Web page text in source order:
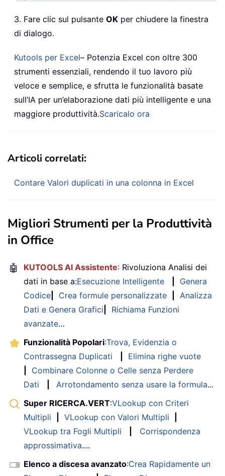
3. Fare clic sul pulsante OK per chiudere la finestra
di dialogo.
Kutools per Excel– Potenzia Excel con oltre 300
strumenti essenziali, rendendo il tuo lavoro più
veloce e semplice, e sfrutta le funzionalità basate
sull’IA per un’elaborazione dati più intelligente e una
maggiore produttività.Scaricalo ora
Articoli correlati:
Contare Valori duplicati in una colonna in Excel
Migliori Strumenti per la Produttività
in Office
🤖 KUTOOLS AI Assistente: Rivoluziona Analisi dei
dati in base a:Esecuzione Intelligente
Genera
Codice
Crea formule personalizzate
Analizza
Dati e Genera Grafici
Richiama Funzioni
avanzate…
Funzionalità Popolari:Trova, Evidenzia o
Contrassegna Duplicati
Elimina righe vuote
Combinare Colonne o Celle senza Perdere
Dati
Arrotondamento senza usare la formula...
Super RICERCA.VERT:VLookup con Criteri
Multipli
VLookup con Valori Multipli
VLookup tra Fogli Multipli
Corrispondenza
approssimativa....
Elenco a discesa avanzato:Crea Rapidamente un